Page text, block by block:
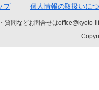
プ 個人情報の取扱いに
質問などお問合せは